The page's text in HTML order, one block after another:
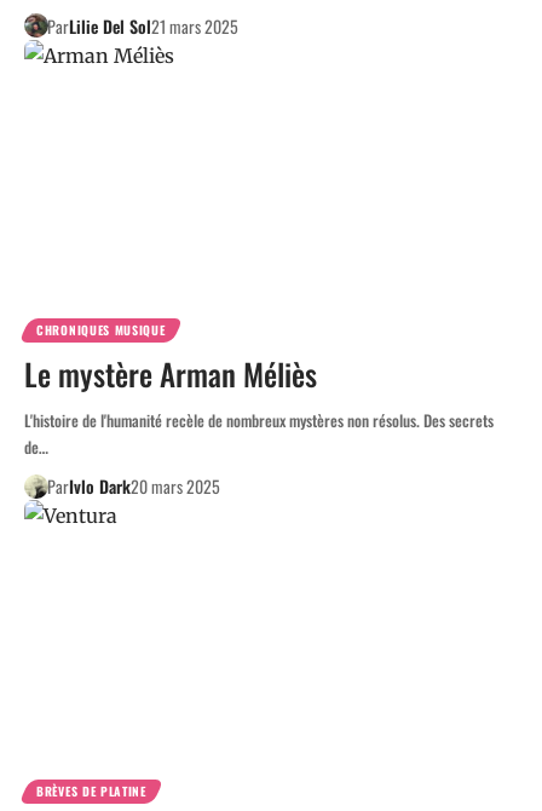
ParLilie Del Sol21 mars 2025
CHRONIQUES MUSIQUE
Le mystère Arman Méliès
L'histoire de l'humanité recèle de nombreux mystères non résolus. Des secrets
de…
ParIvlo Dark20 mars 2025
BRÈVES DE PLATINE